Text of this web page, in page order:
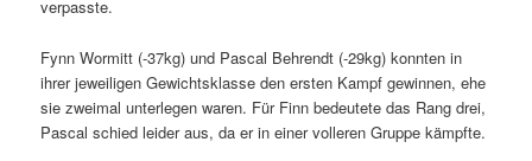
verpasste.
Fynn Wormitt (-37kg) und Pascal Behrendt (-29kg) konnten in
ihrer jeweiligen Gewichtsklasse den ersten Kampf gewinnen, ehe
sie zweimal unterlegen waren. Für Finn bedeutete das Rang drei,
Pascal schied leider aus, da er in einer volleren Gruppe kämpfte.